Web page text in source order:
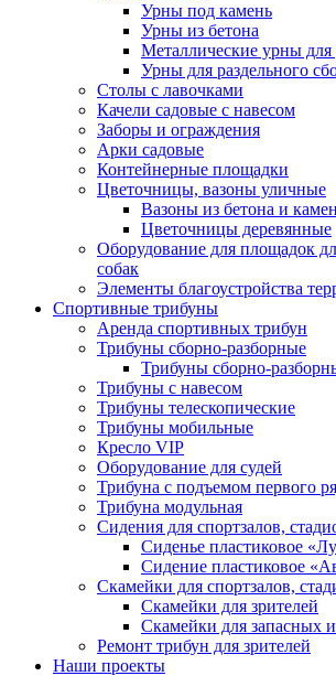
Урны под камень
Урны из бетона
Металлические урны
Урны для раздельного
Столы с лавочками
Качели садовые с навесом
Заборы и ограждения
Арки садовые
Контейнерные площадки
Цветочницы, вазоны уличные
Вазоны из бетона и
Цветочницы деревянные
Оборудование для площадок
собак
Элементы благоустройства
Спортивные трибуны
Аренда спортивных трибун
Трибуны сборно-разборные
Трибуны сборно-
Трибуны с навесом
Трибуны телескопические
Трибуны мобильные
Кресло VIP
Оборудование для судей
Трибуна с подъемом первого
Трибуна модульная
Сидения для спортзалов,
Сиденье пластиковое
Сидение пластиковое
Скамейки для спортзалов,
Скамейки для зрителей
Скамейки для запасных
Ремонт трибун для зрителей
Наши проекты